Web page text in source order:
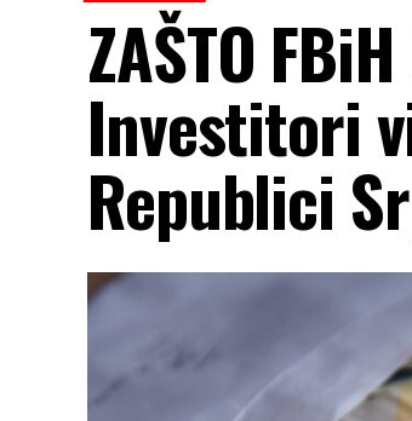
ZAŠTO
Investitori
Republici